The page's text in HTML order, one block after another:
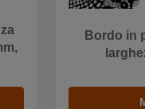
Bordo in